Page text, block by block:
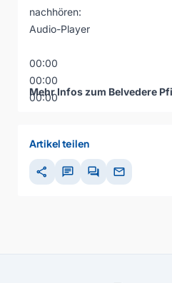
nachhören:
Audio-Player
00:00
00:00
00:00
Mehr Infos zum Belvedere
Artikel teilen
share chat forum mail